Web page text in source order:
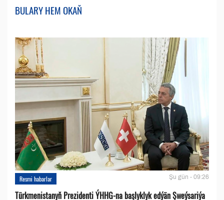
BULARY HEM OKAŇ
Resmi habarlar Şu gün - 09:26
Türkmenistanyň Prezidenti ÝHHG-na başlyklyk edýän Şweýsariýa